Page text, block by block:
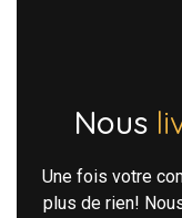
Nous
Une fois votre
plus de rien!